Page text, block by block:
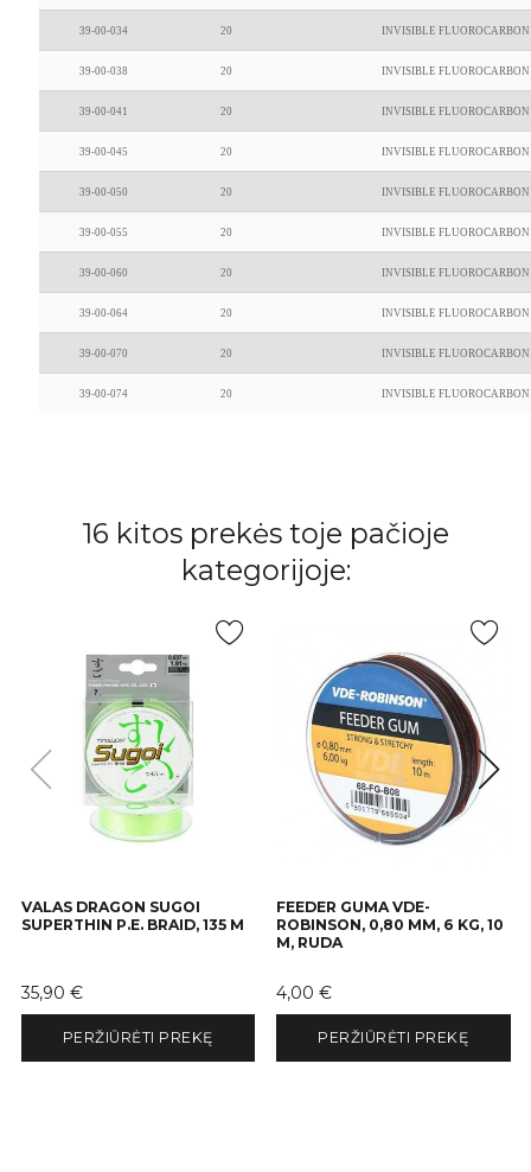
39-00-034 20 INVISIBLE FLUOROCARBON
39-00-038 20 INVISIBLE FLUOROCARBON
39-00-041 20 INVISIBLE FLUOROCARBON
39-00-045 20 INVISIBLE FLUOROCARBON
39-00-050 20 INVISIBLE FLUOROCARBON
39-00-055 20 INVISIBLE FLUOROCARBON
39-00-060 20 INVISIBLE FLUOROCARBON
39-00-064 20 INVISIBLE FLUOROCARBON
39-00-070 20 INVISIBLE FLUOROCARBON
39-00-074 20 INVISIBLE FLUOROCARBON
16 kitos prekės toje pačioje
kategorijoje:
VALAS DRAGON SUGOI
SUPERTHIN P.E. BRAID, 135 M
Kaina
35,90 €
PERŽIŪRĖTI PREKĘ
FEEDER GUMA VDE-
ROBINSON, 0,80 MM, 6 KG, 10
M, RUDA
Kaina
4,00 €
PERŽIŪRĖTI PREKĘ